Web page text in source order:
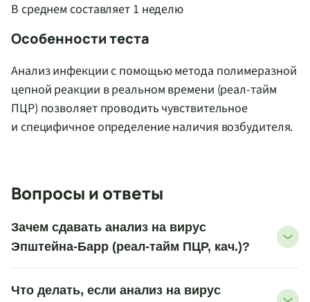
В среднем составляет 1 неделю
Особенности теста
Анализ инфекции с помощью метода полимеразной
цепной реакции в реальном времени (реал-тайм
ПЦР) позволяет проводить чувствительное
и специфичное определение наличия возбудителя.
Вопросы и ответы
Зачем сдавать анализ на вирус
Эпштейна-Барр (реал-тайм ПЦР, кач.)?
Что делать, если анализ на вирус